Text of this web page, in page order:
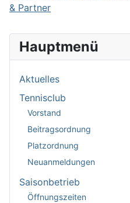
Hauptmenü
Aktuelles
Tennisclub
Vorstand
Beitragsordnung
Platzordnung
Neuanmeldungen
Saisonbetrieb
Öffnungszeiten
& Partner